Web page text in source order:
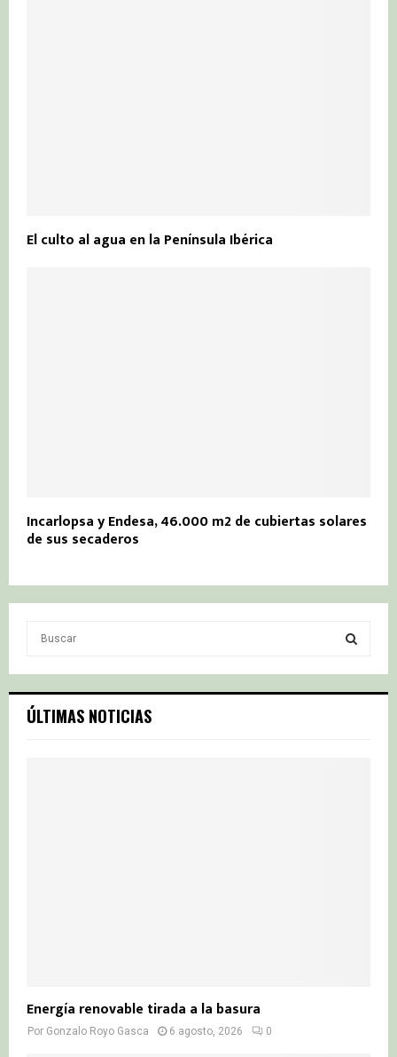
El culto al agua en la Península Ibérica
Incarlopsa y Endesa, 46.000 m2 de cubiertas solares
de sus secaderos
c
h
S
ÚLTIMAS NOTICIAS
Energía renovable tirada a la basura
Por Gonzalo Royo Gasca 6 agosto, 2026 0